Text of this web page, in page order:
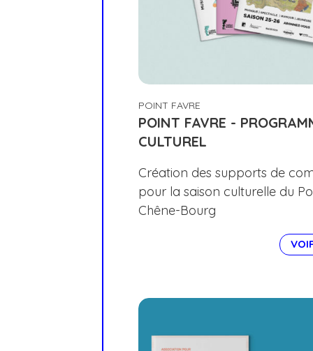
POINT FAVRE
POINT FAVRE -
CULTUREL
Création des supports de
pour la saison culturelle du
Chêne-Bourg